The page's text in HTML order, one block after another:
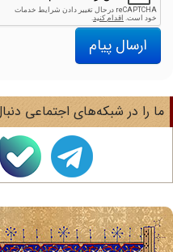
ارسال پیام
را در شبکه‌های اجتماعی دنبال